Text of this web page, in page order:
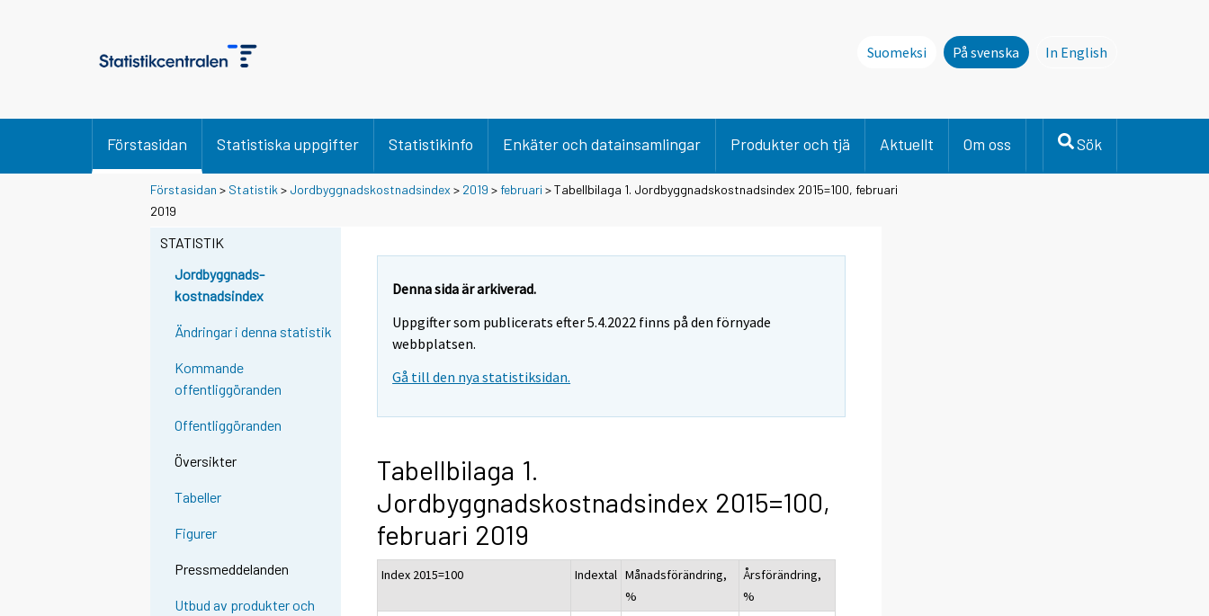
Suomeksi På svenska
In English
Förstasidan Statistiska uppgifter Statistikinfo Enkäter och datainsamlingar Produkter och tjä Aktuellt Om oss Sök
Förstasidan > Statistik > Jordbyggnadskostnadsindex > 2019 >februari > Tabellbilaga 1. Jordbyggnadskostnadsindex 2015=100, februari
2019
STATISTIK
Jordbyggnads-
kostnadsindex
Ändringar i denna statistik
Kommande
offentliggöranden
Offentliggöranden
Översikter
Tabeller
Figurer
Pressmeddelanden
Utbud av produkter och
Denna sida är arkiverad.
Uppgifter som publicerats efter 5.4.2022 finns på den förnyade
webbplatsen.
Gå till den nya statistiksidan.
Tabellbilaga 1.
Jordbyggnadskostnadsindex 2015=100,
februari 2019
Index 2015=100 Indextal Månadsförändring,
%
Årsförändring,
%